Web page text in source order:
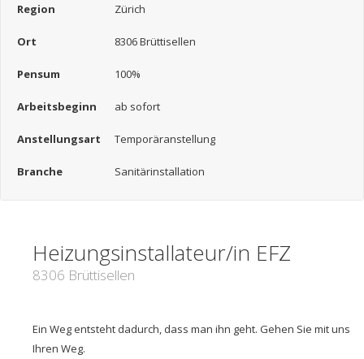
Region Zürich
Ort 8306 Brüttisellen
Pensum 100%
Arbeitsbeginn ab sofort
Anstellungsart Temporäranstellung
Branche Sanitärinstallation
Heizungsinstallateur/in EFZ
8306 Brüttisellen
Ein Weg entsteht dadurch, dass man ihn geht. Gehen Sie mit uns
Ihren Weg.